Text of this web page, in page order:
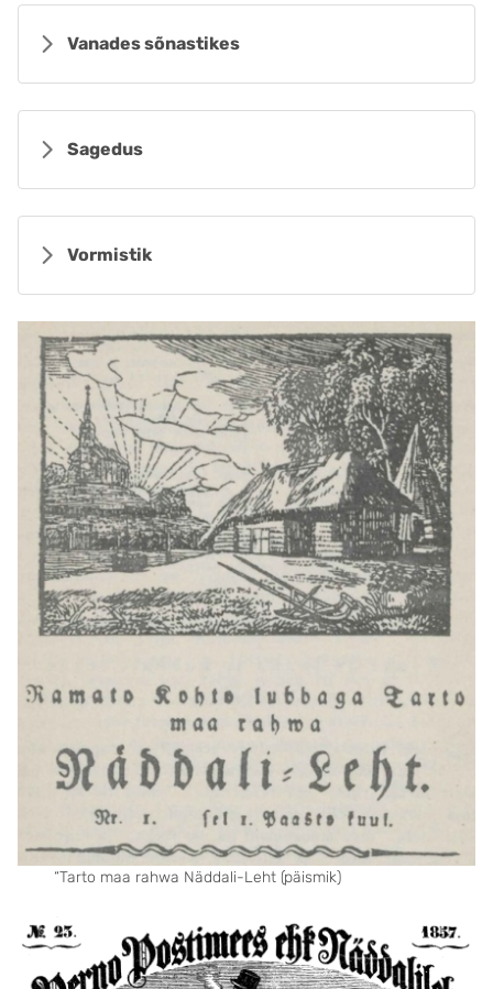
Vanades sõnastikes
Sagedus
Vormistik
“Tarto maa rahwa Näddali-Leht (päismik)